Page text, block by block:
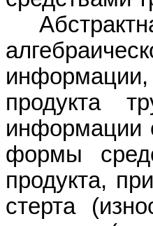
продукта
информации
формы
продукта,
стерта